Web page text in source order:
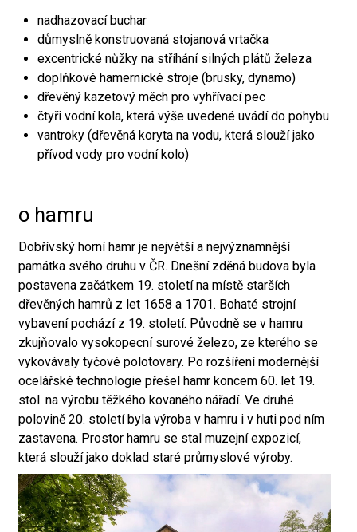
nadhazovací buchar
důmyslně konstruovaná stojanová vrtačka
excentrické nůžky na stříhání silných plátů železa
doplňkové hamernické stroje (brusky, dynamo)
dřevěný kazetový měch pro vyhřívací pec
čtyři vodní kola, která výše uvedené uvádí do pohybu
vantroky (dřevěná koryta na vodu, která slouží jako
přívod vody pro vodní kolo)
o hamru
Dobřívský horní hamr je největší a nejvýznamnější
památka svého druhu v ČR. Dnešní zděná budova byla
postavena začátkem 19. století na místě starších
dřevěných hamrů z let 1658 a 1701. Bohaté strojní
vybavení pochází z 19. století. Původně se v hamru
zkujňovalo vysokopecní surové železo, ze kterého se
vykovávaly tyčové polotovary. Po rozšíření modernější
ocelářské technologie přešel hamr koncem 60. let 19.
stol. na výrobu těžkého kovaného nářadí. Ve druhé
polovině 20. století byla výroba v hamru i v huti pod ním
zastavena. Prostor hamru se stal muzejní expozicí,
která slouží jako doklad staré průmyslové výroby.